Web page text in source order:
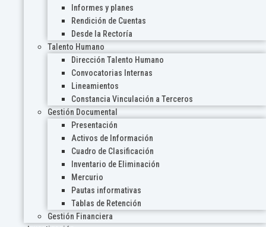
Informes y planes
Rendición de Cuentas
Desde la Rectoría
Talento Humano
Dirección Talento Humano
Convocatorias Internas
Lineamientos
Constancia Vinculación a Terceros
Gestión Documental
Presentación
Activos de Información
Cuadro de Clasificación
Inventario de Eliminación
Mercurio
Pautas informativas
Tablas de Retención
Gestión Financiera